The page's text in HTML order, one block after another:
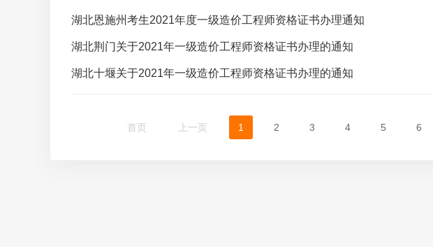
湖北恩施州考生2021年度一级造价工程师资格证书办理通知
湖北荆门关于2021年一级造价工程师资格证书办理的通知
湖北十堰关于2021年一级造价工程师资格证书办理的通知
首页 上一页 1 2 3 4 5 6